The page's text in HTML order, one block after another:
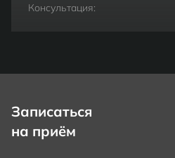
Консультация:
Записаться
на приём